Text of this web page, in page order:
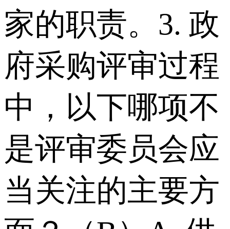
家的职责。 3. 政
府采购评审过程
中，以下哪项不
是评审委员会应
当关注的主要方